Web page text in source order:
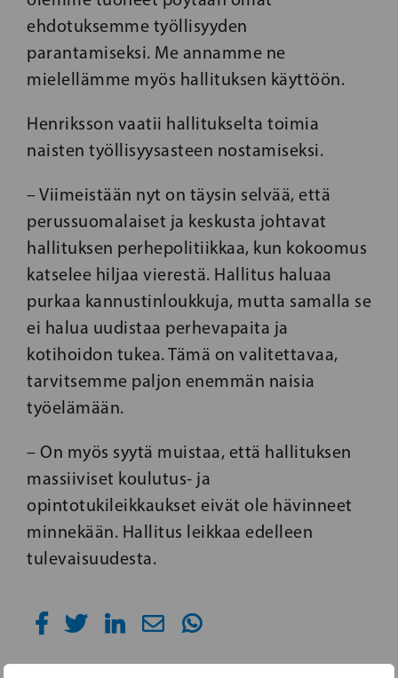
ehdotuksemme työllisyyden
parantamiseksi. Me annamme ne
mielellämme myös hallituksen käyttöön.
Henriksson vaatii hallitukselta toimia
naisten työllisyysasteen nostamiseksi.
– Viimeistään nyt on täysin selvää, että
perussuomalaiset ja keskusta johtavat
hallituksen perhepolitiikkaa, kun kokoomus
katselee hiljaa vierestä. Hallitus haluaa
purkaa kannustinloukkuja, mutta samalla se
ei halua uudistaa perhevapaita ja
kotihoidon tukea. Tämä on valitettavaa,
tarvitsemme paljon enemmän naisia
työelämään.
– On myös syytä muistaa, että hallituksen
massiiviset koulutus- ja
opintotukileikkaukset eivät ole hävinneet
minnekään. Hallitus leikkaa edelleen
tulevaisuudesta.